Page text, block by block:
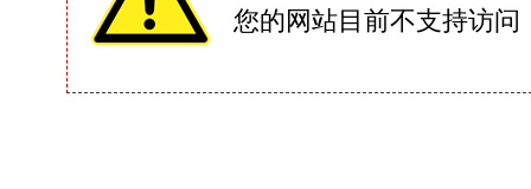
您的网站目前不支持访